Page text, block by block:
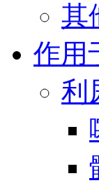
其
作用
利